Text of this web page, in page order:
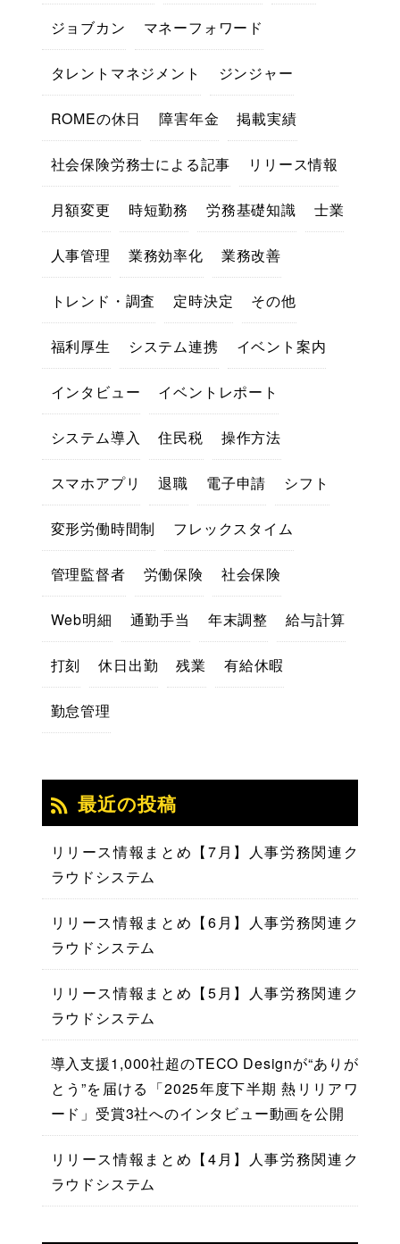
ジョブカン マネーフォワード
タレントマネジメント ジンジャー
ROMEの休日 障害年金 掲載実績
社会保険労務士による記事 リリース情報
月額変更 時短勤務 労務基礎知識 士業
人事管理 業務効率化 業務改善
トレンド・調査 定時決定 その他
福利厚生 システム連携 イベント案内
インタビュー イベントレポート
システム導入 住民税 操作方法
スマホアプリ 退職 電子申請 シフト
変形労働時間制 フレックスタイム
管理監督者 労働保険 社会保険
Web明細 通勤手当 年末調整 給与計算
打刻 休日出勤 残業 有給休暇
勤怠管理
最近の投稿
リリース情報まとめ【7月】人事労務関連ク
ラウドシステム
リリース情報まとめ【6月】人事労務関連ク
ラウドシステム
リリース情報まとめ【5月】人事労務関連ク
ラウドシステム
導入支援1,000社超のTECO Designが“ありが
とう”を届ける「2025年度下半期 熱リリアワ
ード」受賞3社へのインタビュー動画を公開
リリース情報まとめ【4月】人事労務関連ク
ラウドシステム